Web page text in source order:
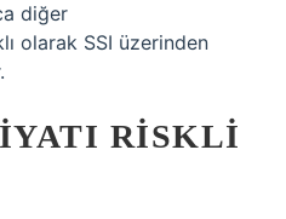
diğer
olarak SSI üzerinden
RISKLI